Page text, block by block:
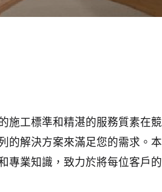
施工標準和精湛的服務質素在競
的解決方案來滿足您的需求。本
專業知識，致力於將每位客戶的